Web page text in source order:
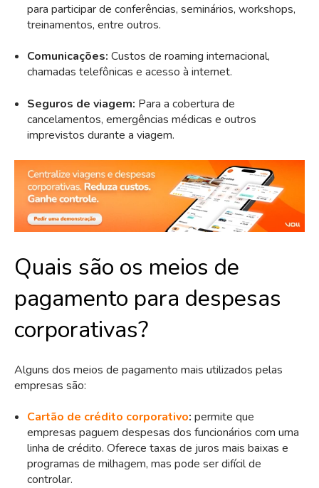
para participar de conferências, seminários, workshops,
treinamentos, entre outros.
Comunicações: Custos de roaming internacional,
chamadas telefônicas e acesso à internet.
Seguros de viagem: Para a cobertura de
cancelamentos, emergências médicas e outros
imprevistos durante a viagem.
Quais são os meios de
pagamento para despesas
corporativas?
Alguns dos meios de pagamento mais utilizados pelas
empresas são:
Cartão de crédito corporativo: permite que
empresas paguem despesas dos funcionários com uma
linha de crédito. Oferece taxas de juros mais baixas e
programas de milhagem, mas pode ser difícil de
controlar.